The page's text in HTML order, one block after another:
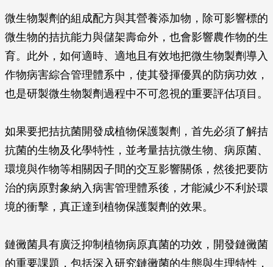
微生物製劑的組成配方與其營養添加物，除可影響標的
微生物的拮抗能力與儲架壽命外，也會影響農作物的生
育。此外，如何適時、適地且有效地把微生物製劑導入
作物病害綜合管理體系中，使其發揮優異的防病功效，
也是研製微生物製劑過程中不可忽視的重要評估項目。
如果要把拮抗菌開發成植物保護製劑，首先必須了解拮
抗菌的生物及化學特性，並考量拮抗微生物、病原菌、
環境與作物等相關因子間的交互影響關係，然後把要防
治的病原對象納入病害管理體系後，才能減少不利於環
境的衝擊，真正達到植物保護製劑的效果。
鏈黴菌具有廣泛抑制植物病原真菌的功效，開發鏈黴菌
的重要課題，包括深入研究鏈黴菌的生態與生理特性，